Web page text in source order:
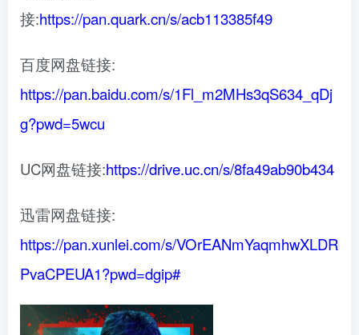
接:https://pan.quark.cn/s/acb113385f49
百度网盘链接:
https://pan.baidu.com/s/1Fl_m2MHs3qS634_qDj
g?pwd=5wcu
UC网盘链接:https://drive.uc.cn/s/8fa49ab90b434
迅雷网盘链接:
https://pan.xunlei.com/s/VOrEANmYaqmhwXLDR
PvaCPEUA1?pwd=dgip#